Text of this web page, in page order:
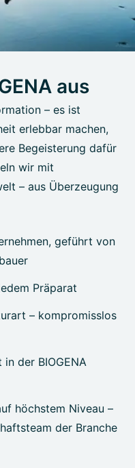
aus
– es ist
erlebbar machen,
Begeisterung dafür
wir mit
– aus Überzeugung
geführt von
Präparat
– kompromisslos
der BIOGENA
höchstem Niveau –
der Branche